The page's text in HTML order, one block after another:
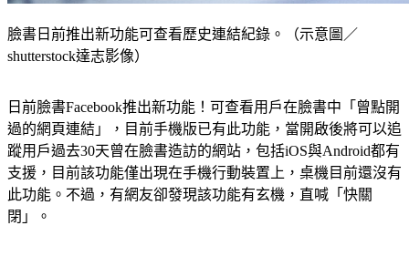
shutterstock達志影像）
過的網頁連結」，目前手機版已有此功能，當開啟後將可以追
蹤用戶過去30天曾在臉書造訪的網站，包括iOS與Android都有
支援，目前該功能僅出現在手機行動裝置上，桌機目前還沒有
此功能。不過，有網友卻發現該功能有玄機，直喊「快關
閉」。